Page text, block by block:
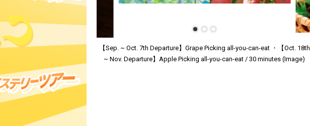
【Sep. ~ Oct. 7th Departure】Grape Picking all-you-can-eat ・【Oct. 18th
~ Nov. Departure】Apple Picking all-you-can-eat / 30 minutes (Image)